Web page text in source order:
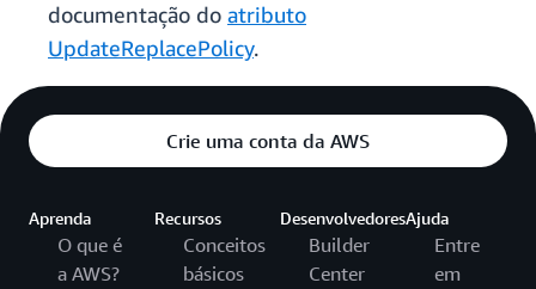
documentação do atributo
UpdateReplacePolicy.
Crie uma conta da AWS
Aprenda
O que é
a AWS?
Recursos
Conceitos
básicos
Desenvolvedores
Builder
Center
Ajuda
Entre
em